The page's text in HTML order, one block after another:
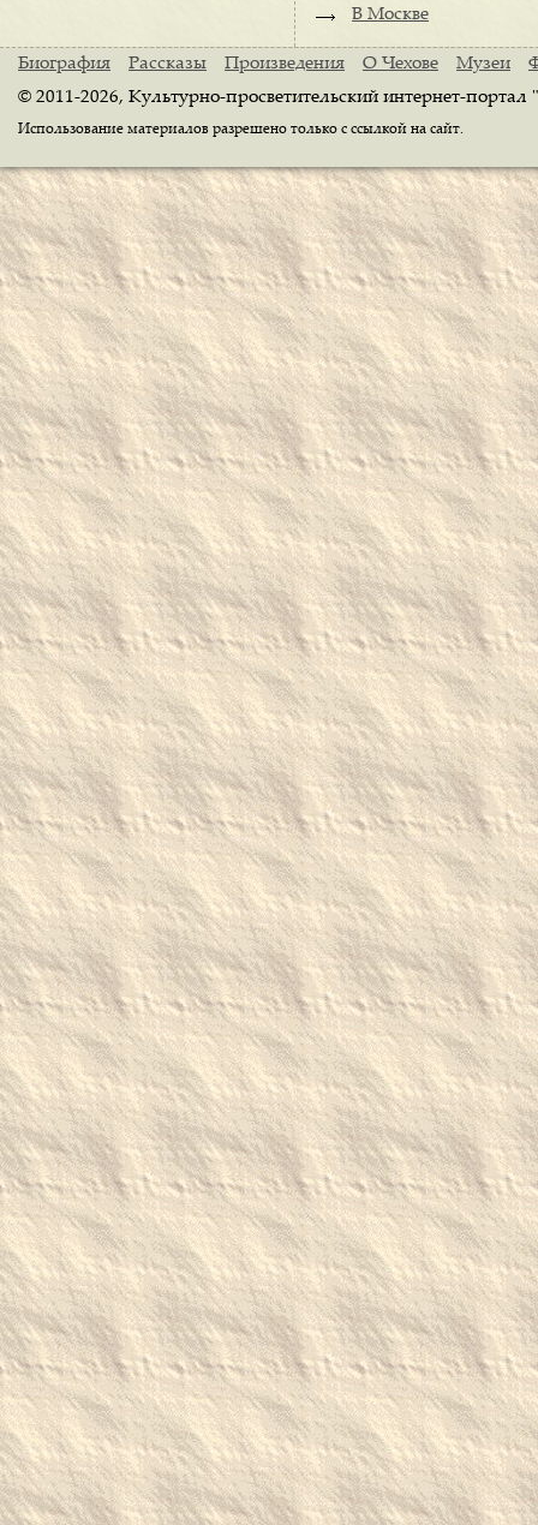
В Москве
Биография Рассказы Произведения О Чехове Музеи
© 2011-2026, Культурно-просветительский интернет-
Использование материалов разрешено только с ссылкой на сайт.